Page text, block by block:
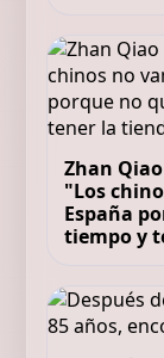
Zhan
"Los
España
tiempo y